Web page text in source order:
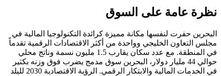
نظرة عامة على السوق
البحرين حفرت لنفسها مكانة مميزة كرائدة التكنولوجيا المالية في
مجلس التعاون الخليجي وواحدة من أكثر الاقتصادات الرقمية تقدماً
في المنطقة. مع عدد سكان يقارب 1.5 مليون نسمة وناتج محلي
حوالي 44 مليار دولار، البحرين سوق مدمج يضرب فوق وزنه بكثير
في الخدمات المالية والابتكار الرقمي. الرؤية الاقتصادية 2030 للبلد